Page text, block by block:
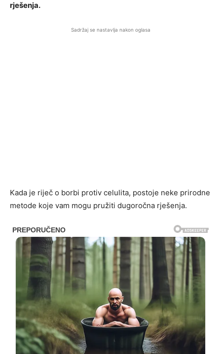
rješenja.
Sadržaj se nastavlja nakon oglasa
Kada je riječ o borbi protiv celulita, postoje neke prirodne
metode koje vam mogu pružiti dugoročna rješenja.